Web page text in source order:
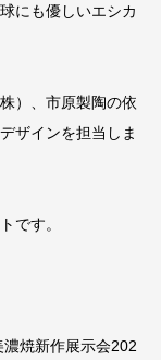
にも優しいエシカ
）、市原製陶の依
ザインを担当しま
です。
濃焼新作展示会202